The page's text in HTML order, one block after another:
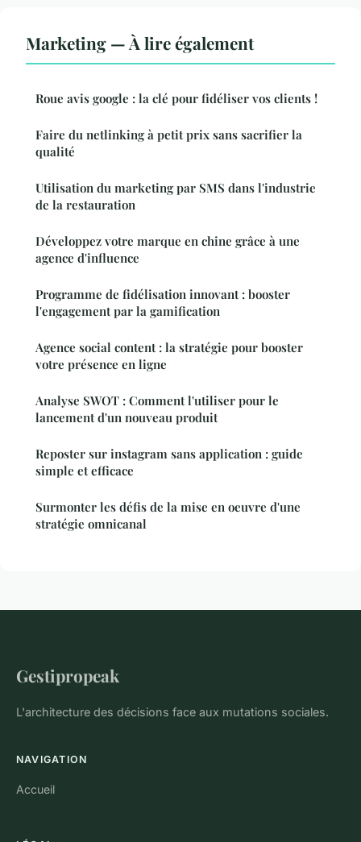
Marketing — À lire également
Roue avis google : la clé pour fidéliser vos clients !
Faire du netlinking à petit prix sans sacrifier la
qualité
Utilisation du marketing par SMS dans l'industrie
de la restauration
Développez votre marque en chine grâce à une
agence d'influence
Programme de fidélisation innovant : booster
l'engagement par la gamification
Agence social content : la stratégie pour booster
votre présence en ligne
Analyse SWOT : Comment l'utiliser pour le
lancement d'un nouveau produit
Reposter sur instagram sans application : guide
simple et efficace
Surmonter les défis de la mise en oeuvre d'une
stratégie omnicanal
Gestipropeak
L'architecture des décisions face aux mutations sociales.
NAVIGATION
Accueil